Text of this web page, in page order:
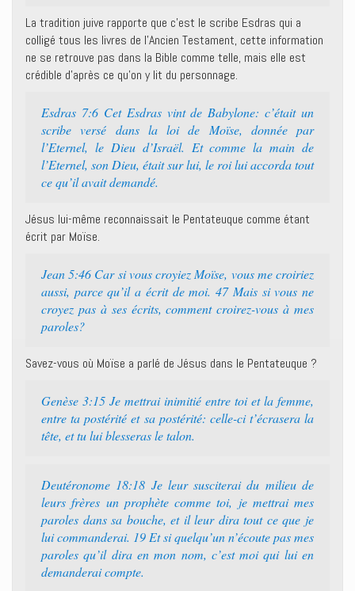
La tradition juive rapporte que c’est le scribe Esdras qui a
colligé tous les livres de l’Ancien Testament, cette information
ne se retrouve pas dans la Bible comme telle, mais elle est
crédible d’après ce qu’on y lit du personnage.
Esdras 7:6 Cet Esdras vint de Babylone: c’était un
scribe versé dans la loi de Moïse, donnée par
l’Eternel, le Dieu d’Israël. Et comme la main de
l’Eternel, son Dieu, était sur lui, le roi lui accorda tout
ce qu’il avait demandé.
Jésus lui-même reconnaissait le Pentateuque comme étant
écrit par Moïse.
Jean 5:46 Car si vous croyiez Moïse, vous me croiriez
aussi, parce qu’il a écrit de moi. 47 Mais si vous ne
croyez pas à ses écrits, comment croirez-vous à mes
paroles?
Savez-vous où Moïse a parlé de Jésus dans le Pentateuque ?
Genèse 3:15 Je mettrai inimitié entre toi et la femme,
entre ta postérité et sa postérité: celle-ci t’écrasera la
tête, et tu lui blesseras le talon.
Deutéronome 18:18 Je leur susciterai du milieu de
leurs frères un prophète comme toi, je mettrai mes
paroles dans sa bouche, et il leur dira tout ce que je
lui commanderai. 19 Et si quelqu’un n’écoute pas mes
paroles qu’il dira en mon nom, c’est moi qui lui en
demanderai compte.